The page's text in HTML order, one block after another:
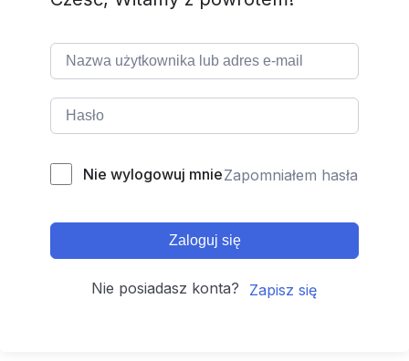
Nie wylogowuj mnieZapomniałem hasła
Zaloguj się
Nie posiadasz konta? Zapisz się